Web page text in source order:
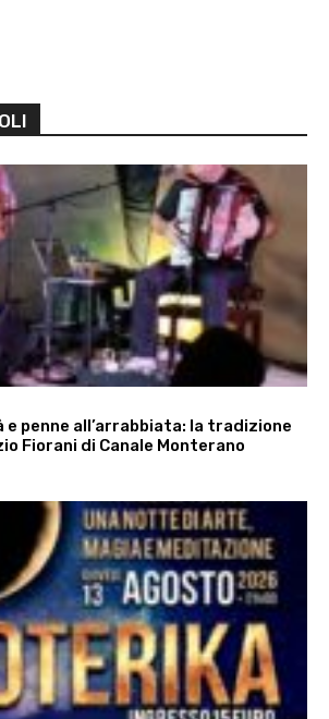
e penne all’arrabbiata: la tradizione
Fiorani di Canale Monterano